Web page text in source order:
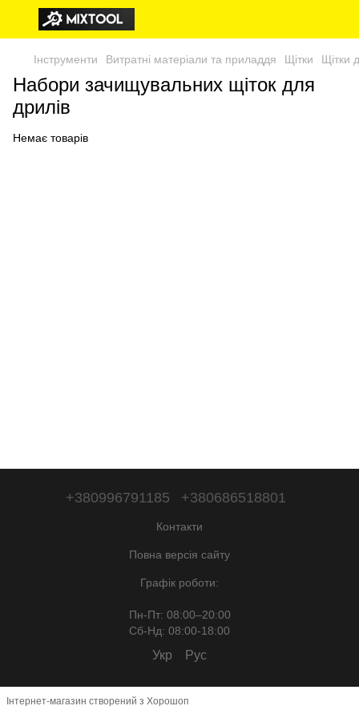
Інструменти Витратні матеріали та приладдя Щітки Щітки
Набори зачищувальних щіток для
дрилів
Немає товарів
+380996791185 +380686518801
Контакти
Повна версія сайту
Графік роботи:
Пн-Пт: 08:00–20:00
Сб-Нд: 08:00-18:00
Укр Рус
Інтернет-магазин створений з Хорошоп